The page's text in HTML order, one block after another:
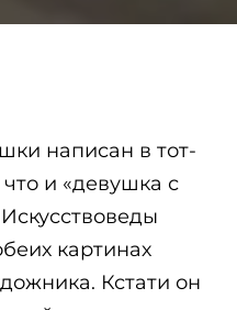
написан в тот-
и «девушка с
картинах
Кстати он